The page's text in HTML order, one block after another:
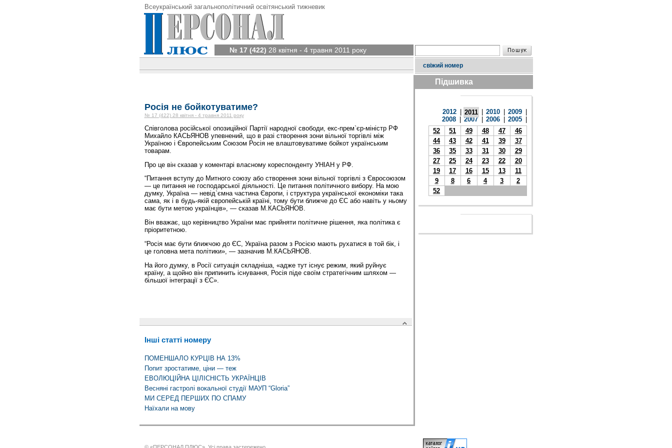
Всеукраїнський загальнополітичний освітянський тижневик
№ 17 (422) 28 квітня - 4 травня 2011 року
свіжий номер
Росія не бойкотуватиме?
№ 17 (422) 28 квітня - 4 травня 2011 року
Співголова російської опозиційної Партії народної свободи, екс-прем`єр-міністр РФ
Михайло КАСЬЯНОВ упевнений, що в разі створення зони вільної торгівлі між
Україною і Європейським Союзом Росія не влаштовуватиме бойкот українським
товарам.
Про це він сказав у коментарі власному кореспонденту УНІАН у РФ.
“Питання вступу до Митного союзу або створення зони вільної торгівлі з Євросоюзом
— це питання не господарської діяльності. Це питання політичного вибору. На мою
думку, Україна — невід`ємна частина Європи, і структура української економіки така
сама, як і в будь-якій європейській країні, тому бути ближче до ЄС або навіть у ньому
має бути метою українців», — сказав М.КАСЬЯНОВ.
Він вважає, що керівництво України має прийняти політичне рішення, яка політика є
пріоритетною.
“Росія має бути ближчою до ЄС, Україна разом з Росією мають рухатися в той бік, і
це головна мета політики», — зазначив М.КАСЬЯНОВ.
На його думку, в Росії ситуація складніша, «адже тут існує режим, який руйнує
країну, а щойно він припинить існування, Росія піде своїм стратегічним шляхом —
більшої інтеграції з ЄС».
Інші статті номеру
ПОМЕНШАЛО КУРЦІВ НА 13%
Попит зростатиме, ціни — теж
ЕВОЛЮЦІЙНА ЦІЛІСНІСТЬ УКРАЇНЦІВ
Весняні гастролі вокальної студії МАУП “Gloria”
МИ СЕРЕД ПЕРШИХ ПО СПАМУ
Наїхали на мову
Підшивка
2012 2011 2010 2009
2008
2007 2006 2005
52
51 49 48 47
46
44
43 42 41 39
37
36
35 33 31 30
29
27
25 24 23 22
20
19
17 16 15 13
11
9
8 6 4 3
2
52